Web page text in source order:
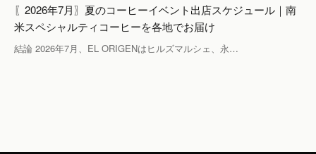
〖2026年7月〗夏のコーヒーイベント出店スケジュール｜南
米スペシャルティコーヒーを各地でお届け
結論 2026年7月、EL ORIGENはヒルズマルシェ、永…